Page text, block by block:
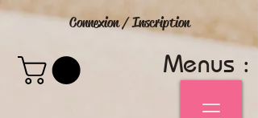
Connexion / Inscription
Menus :